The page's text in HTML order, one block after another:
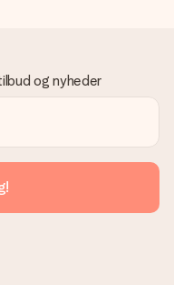
gerne med at finde en
Du modtager altid
kan altid finde den i din
kan få gaven leveret
til en sand
og nyheder